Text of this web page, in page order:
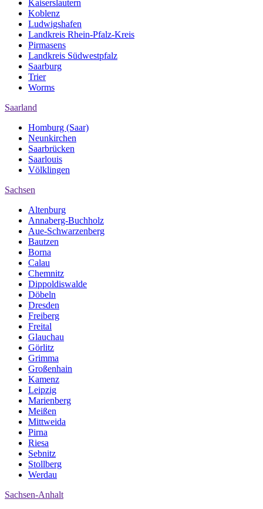
Kaiserslautern
Koblenz
Ludwigshafen
Landkreis Rhein-Pfalz-Kreis
Pirmasens
Landkreis Südwestpfalz
Saarburg
Trier
Worms
Saarland
Homburg (Saar)
Neunkirchen
Saarbrücken
Saarlouis
Völklingen
Sachsen
Altenburg
Annaberg-Buchholz
Aue-Schwarzenberg
Bautzen
Borna
Calau
Chemnitz
Dippoldiswalde
Döbeln
Dresden
Freiberg
Freital
Glauchau
Görlitz
Grimma
Großenhain
Kamenz
Leipzig
Marienberg
Meißen
Mittweida
Pirna
Riesa
Sebnitz
Stollberg
Werdau
Sachsen-Anhalt